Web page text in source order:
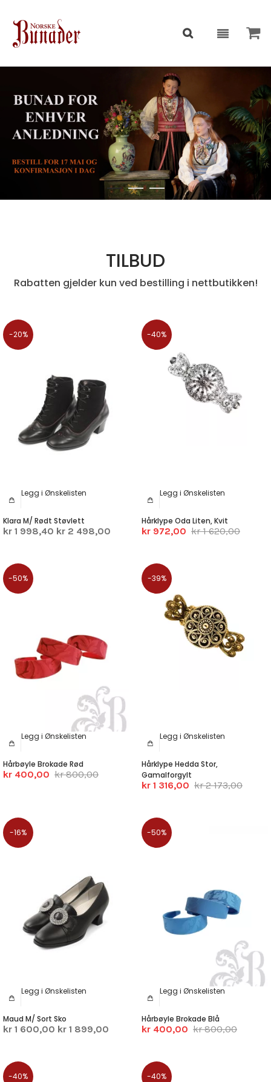
TILBUD
Rabatten gjelder kun ved bestilling i nettbutikken!
-20%
Legg i Ønskelisten
Klara M/ Rødt Støvlett
kr 1 998,40 kr 2 498,00
-40%
Legg i Ønskelisten
Hårklype Oda Liten, Kvit
kr 972,00 kr 1 620,00
-50%
Legg i Ønskelisten
Hårbøyle Brokade Rød
kr 400,00 kr 800,00
-39%
Legg i Ønskelisten
Hårklype Hedda Stor,
Gamalforgylt
kr 1 316,00 kr 2 173,00
-16%
Legg i Ønskelisten
Maud M/ Sort Sko
kr 1 600,00 kr 1 899,00
-50%
Legg i Ønskelisten
Hårbøyle Brokade Blå
kr 400,00 kr 800,00
-40% -40%